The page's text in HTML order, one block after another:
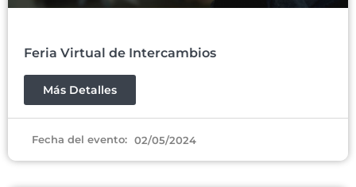
Feria Virtual de Intercambios
Más Detalles
Fecha del evento: 02/05/2024